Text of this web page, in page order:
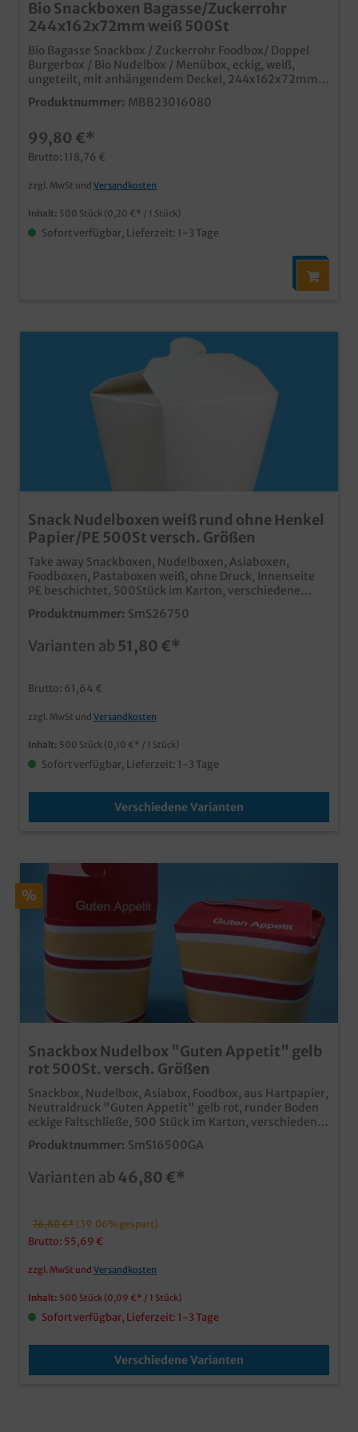
Bio Snackboxen Bagasse/Zuckerrohr
244x162x72mm weiß 500St
Bio Bagasse Snackbox / Zuckerrohr Foodbox/ Doppel
Burgerbox / Bio Nudelbox / Menübox, eckig, weiß,
ungeteilt, mit anhängendem Deckel, 244x162x72mm,
ca. 900ml, 500 Stück im Karton stabile und
umweltfreundliche Snackbox aus Bagasse/Zuckerrohr
ideal für Snacks, Fingerfood, Fast Food, usw. fett- und
feuchtigkeitsresistent mikrowellenfest nachhaltige
Alternative zu herkömmlichen Styroporboxen
Produktnummer: MBB23016080
99,80 €*
Brutto: 118,76 €
zzgl. MwSt und Versandkosten
Inhalt: 500 Stück (0,20 €* / 1 Stück)
Sofort verfügbar, Lieferzeit: 1-3 Tage
Snack Nudelboxen weiß rund ohne Henkel
Papier/PE 500St versch. Größen
Take away Snackboxen, Nudelboxen, Asiaboxen,
Foodboxen, Pastaboxen weiß, ohne Druck, Innenseite
PE beschichtet, 500Stück im Karton, verschiedene
Größen gemäß Auswahl 16oz/500ml; 26oz/750ml zur
Auswahl Heben Sie Ihren Lieferdienst oder Ihr Essen
Hochwertige Snackbox aus Hartpapier Runder Boden,
Gerichte, Pommes, usw. auch in Ihrem Wunschmotiv
Produktnummer: SmS26750
Varianten ab 51,80 €*
Brutto: 61,64 €
zzgl. MwSt und Versandkosten
Inhalt: 500 Stück (0,10 €* / 1 Stück)
Sofort verfügbar, Lieferzeit: 1-3 Tage
Verschiedene Varianten
%
Snackbox Nudelbox "Guten Appetit" gelb
rot 500St. versch. Größen
Snackbox, Nudelbox, Asiabox, Foodbox, aus Hartpapier,
Neutraldruck "Guten Appetit" gelb rot, runder Boden
eckige Faltschließe, 500 Stück im Karton, verschiedene
Größen gemäß Auswahl Heben Sie Ihren Lieferdienst
oder Ihr Essen zum Mitnehmen von der Masse der
Runder Boden, eckiger Falt Verschluss Fettdicht &
Wunschmotiv bedruckbar, fragen Sie einfachn unseren
Kundenservice
Produktnummer: SmS16500GA
Varianten ab 46,80 €*
76,80 €* (39.06% gespart)
Brutto: 55,69 €
zzgl. MwSt und Versandkosten
Inhalt: 500 Stück (0,09 €* / 1 Stück)
Sofort verfügbar, Lieferzeit: 1-3 Tage
Verschiedene Varianten